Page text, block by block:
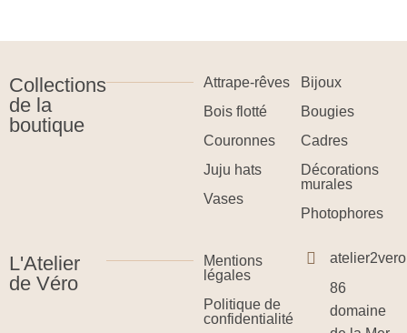
Collections
de la
boutique
Attrape-rêves
Bois flotté
Couronnes
Juju hats
Vases
Bijoux
Bougies
Cadres
Décorations
murales
Photophores
L'Atelier
de Véro
Mentions
légales
Politique de
confidentialité
86
domaine